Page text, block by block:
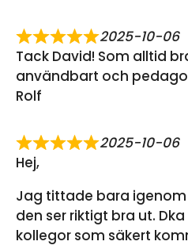
2025-10-06
Tack David! Som alltid
användbart och
Rolf
2025-10-06
Hej,
Jag tittade bara
den ser riktigt bra ut.
kollegor som säkert